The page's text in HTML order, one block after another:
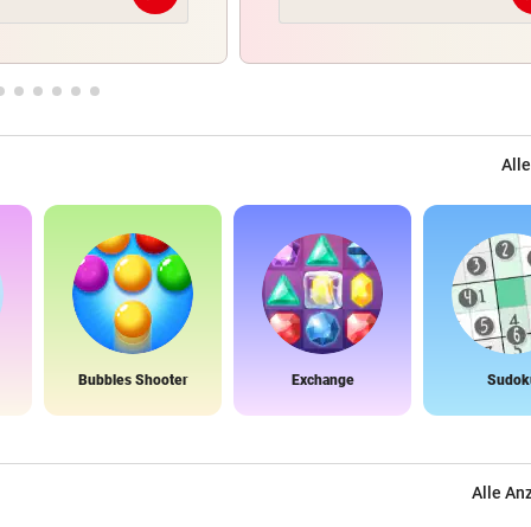
Bubbles Shooter Exchange
Alle